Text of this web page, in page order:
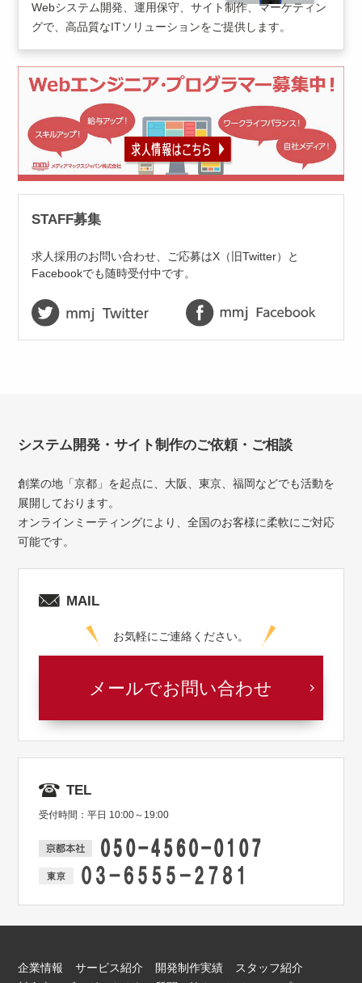
Webシステム開発、運用保守、サイト制作、マーケティン
グで、高品質なITソリューションをご提供します。
STAFF募集
求人採用のお問い合わせ、ご応募はX（旧Twitter）と
Facebookでも随時受付中です。
システム開発・サイト制作のご依頼・ご相談
創業の地「京都」を起点に、大阪、東京、福岡などでも活動を
展開しております。
オンラインミーティングにより、全国のお客様に柔軟にご対応
可能です。
MAIL
お気軽にご連絡ください。
メールでお問い合わせ
TEL
受付時間：平日 10:00～19:00
企業情報 サービス紹介 開発制作実績
スタッフ紹介